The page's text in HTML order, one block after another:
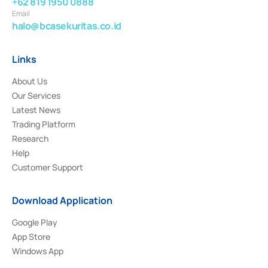
Email
halo@bcasekuritas.co.id
Links
About Us
Our Services
Latest News
Trading Platform
Research
Help
Customer Support
Download Application
Google Play
App Store
Windows App